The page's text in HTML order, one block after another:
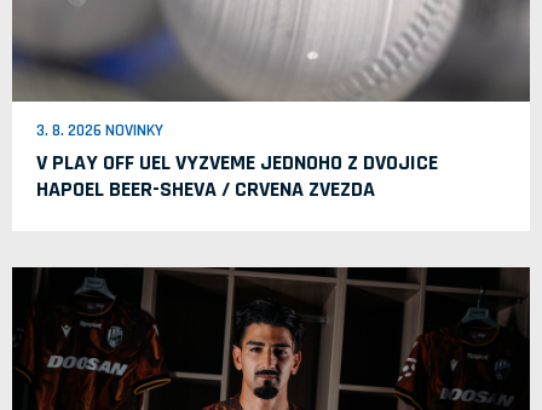
3. 8. 2026 NOVINKY
V PLAY OFF UEL VYZVEME JEDNOHO Z DVOJICE
HAPOEL BEER-SHEVA / CRVENA ZVEZDA